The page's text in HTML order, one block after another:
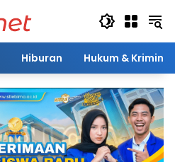
Hiburan Hukum & Kriminal